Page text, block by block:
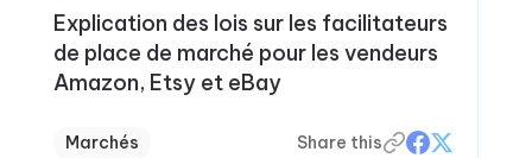
Explication des lois sur les facilitateurs
de place de marché pour les vendeurs
Amazon, Etsy et eBay
Marchés Share this